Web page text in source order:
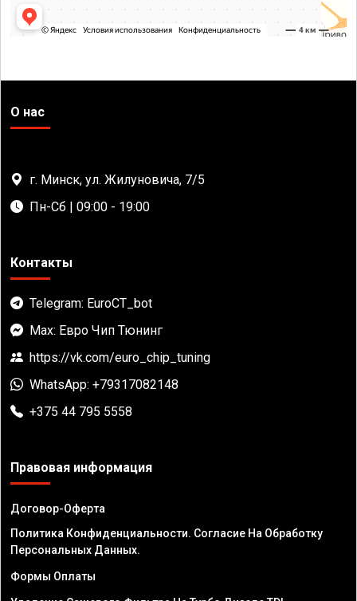
О нас
г. Минск, ул. Жилуновича, 7/5
Пн-Сб | 09:00 - 19:00
Контакты
Telegram: EuroCT_bot
Max: Евро Чип Тюнинг
https://vk.com/euro_chip_tuning
WhatsApp: +79317082148
+375 44 795 5558
Правовая информация
Договор-Оферта
Политика Конфиденциальности. Согласие На Обработку
Персональных Данных.
Формы Оплаты